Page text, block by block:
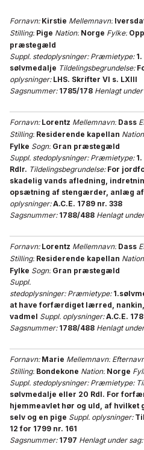
Fornavn: Kirstie Mellemnavn:
Stilling: Pige Nation: Norge Fylke:
præstegæld
Suppl. stedoplysninger: Præmietype: 1.
sølvmedalje Tildelingsbegrundelse:
oplysninger: LHS. Skrifter VI s. LXIII
Sagsnummer: 1785/178 Henlagt under
Fornavn: Lorentz Mellemnavn: Dass
Stilling: Residerende kapellan
Fylke Sogn: Gran præstegæld
Suppl. stedoplysninger: Præmietype:
Rdlr. Tildelingsbegrundelse: For
skadelig vands afledning,
opsætning af stengærder, anlæg af
oplysninger: A.C.E. 1789 nr. 338
Sagsnummer: 1788/488 Henlagt
Fornavn: Lorentz Mellemnavn: Dass
Stilling: Residerende kapellan
Fylke Sogn: Gran præstegæld
Suppl.
stedoplysninger: Præmietype:
at have forfærdiget lærred,
vadmel Suppl. oplysninger: A.C.E.
Sagsnummer: 1788/488 Henlagt
Fornavn: Marie Mellemnavn:
Stilling: Bondekone Nation: Norge
Suppl. stedoplysninger: Præmietype:
sølvmedalje eller 20 Rdl. For
hjemmeavlet hør og uld, af hvilket
selv og en pige Suppl. oplysninger:
12 for 1799 nr. 161
Sagsnummer: 1797 Henlagt under sag: